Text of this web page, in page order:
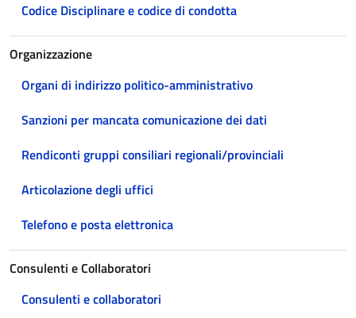
Codice Disciplinare e codice di condotta
Organizzazione
Organi di indirizzo politico-amministrativo
Sanzioni per mancata comunicazione dei dati
Rendiconti gruppi consiliari regionali/provinciali
Articolazione degli uffici
Telefono e posta elettronica
Consulenti e Collaboratori
Consulenti e collaboratori